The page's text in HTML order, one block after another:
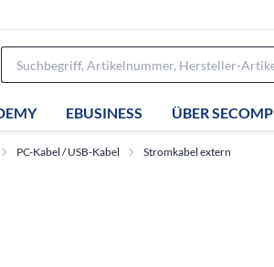
EBUSINESS ÜBER SECOMP
PC-Kabel / USB-Kabel Stromkabel extern